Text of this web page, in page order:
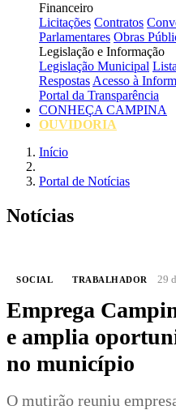
Financeiro
Licitações Contratos
Parlamentares Obras
Legislação e Informação
Legislação Municipal
Respostas Acesso à
Portal da Transparência
CONHEÇA CAMPINA
OUVIDORIA
Início
Portal de Notícias
Notícias
SOCIAL TRABALHADOR 29
Emprega
e amplia
no município
O mutirão reuniu